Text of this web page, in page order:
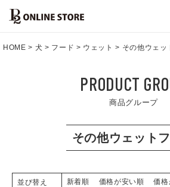
HOME 犬 フード ウェット その他ウェッ
PRODUCT
商品グループ
その他ウェット
並び替え 新着順 価格が安い順 価